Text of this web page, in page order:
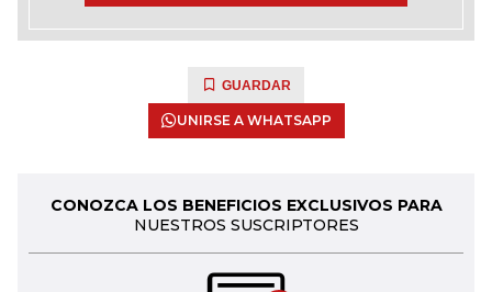
GUARDAR
UNIRSE A WHATSAPP
CONOZCA LOS BENEFICIOS EXCLUSIVOS PARA
NUESTROS SUSCRIPTORES